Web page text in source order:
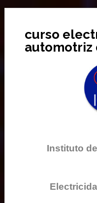
curso
automotriz
Instituto